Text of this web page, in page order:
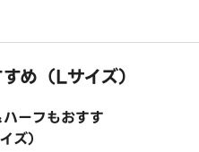
め（Lサイズ）
ーフもおすす
ズ）